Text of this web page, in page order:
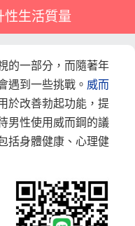
性生活質量
的一部分，而隨著年
遇到一些挑戰。 威而
於改善勃起功能，提
男性使用威而鋼的議
括身體健康、心理健